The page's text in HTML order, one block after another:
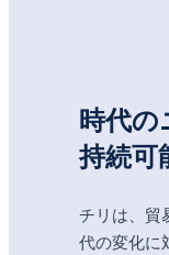
時代の
持続可
チリは、貿
代の変化に